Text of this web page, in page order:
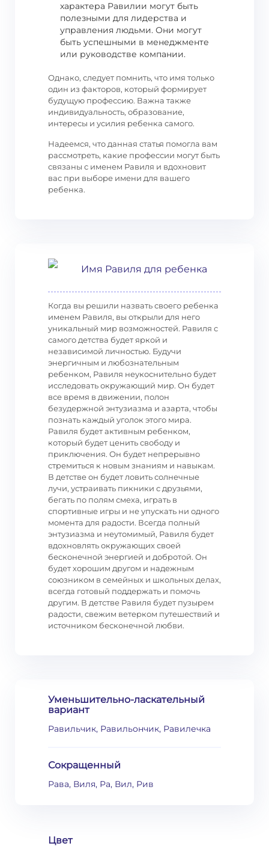
характера Равилии могут быть
полезными для лидерства и
управления людьми. Они могут
быть успешными в менеджменте
или руководстве компании.
Однако, следует помнить, что имя только
один из факторов, который формирует
будущую профессию. Важна также
индивидуальность, образование,
интересы и усилия ребенка самого.
Надеемся, что данная статья помогла вам
рассмотреть, какие профессии могут быть
связаны с именем Равиля и вдохновит
вас при выборе имени для вашего
ребенка.
Имя Равиля для ребенка
Когда вы решили назвать своего ребенка
именем Равиля, вы открыли для него
уникальный мир возможностей. Равиля с
самого детства будет яркой и
независимой личностью. Будучи
энергичным и любознательным
ребенком, Равиля неукоснительно будет
исследовать окружающий мир. Он будет
все время в движении, полон
безудержной энтузиазма и азарта, чтобы
познать каждый уголок этого мира.
Равиля будет активным ребенком,
который будет ценить свободу и
приключения. Он будет непрерывно
стремиться к новым знаниям и навыкам.
В детстве он будет ловить солнечные
лучи, устраивать пикники с друзьями,
бегать по полям смеха, играть в
спортивные игры и не упускать ни одного
момента для радости. Всегда полный
энтузиазма и неутомимый, Равиля будет
вдохновлять окружающих своей
бесконечной энергией и добротой. Он
будет хорошим другом и надежным
союзником в семейных и школьных делах,
всегда готовый поддержать и помочь
другим. В детстве Равиля будет пузырем
радости, свежим ветерком путешествий и
источником бесконечной любви.
Уменьшительно-ласкательный
вариант
Равильчик, Равильончик, Равилечка
Сокращенный
Рава, Виля, Ра, Вил, Рив
Цвет